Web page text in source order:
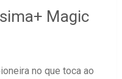
Magic
no que toca ao